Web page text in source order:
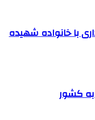
با خانواده شهیده
به کشور